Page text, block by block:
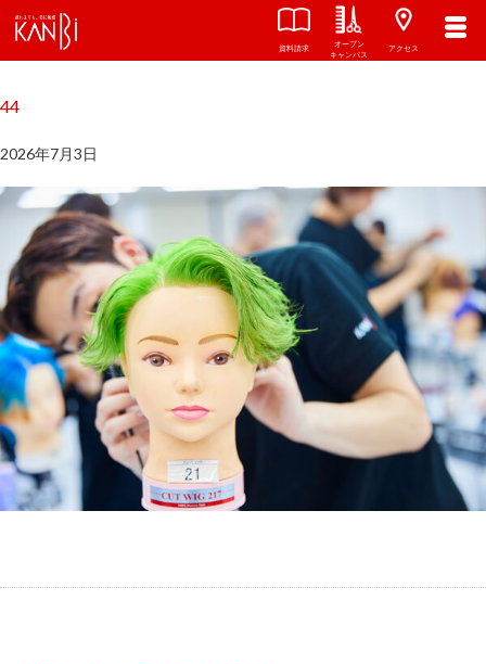
アクセス
オープン
キャンパス
資料請求
関西美容専門学校
44
2026年7月3日